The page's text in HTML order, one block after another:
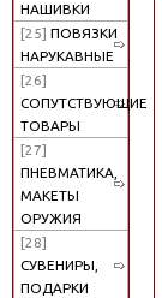
НАШИВКИ
[25] ПОВЯЗКИ
НАРУКАВНЫЕ
[26]
СОПУТСТВУЮЩИЕ
ТОВАРЫ
[27]
ПНЕВМАТИКА,
МАКЕТЫ
ОРУЖИЯ
[28]
СУВЕНИРЫ,
ПОДАРКИ